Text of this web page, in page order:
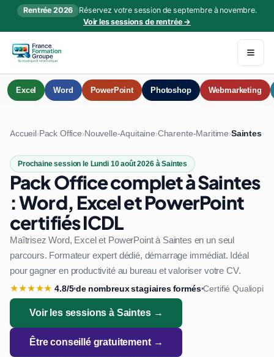
Rentrée 2026
Réservez votre session de septembre à novembre.
Voir les sessions de rentrée →
Excel Word PowerPoint Photoshop Webmarketing
Accueil›Pack Office›Nouvelle-Aquitaine›Charente-Maritime›Saintes
Prochaine session le Lundi 10 août 2026 à Saintes
Pack Office complet à Saintes
: Word, Excel et PowerPoint
certifiés ICDL
Maîtrisez Word, Excel et PowerPoint à Saintes en un seul
parcours. Formateur expert dédié, démarrage immédiat. Idéal
pour gagner en productivité au bureau et valoriser votre CV.
★★★★★ 4.8/5•de nombreux stagiaires formés•Certifié Qualiopi
Voir les sessions à Saintes →
Être conseillé gratuitement →